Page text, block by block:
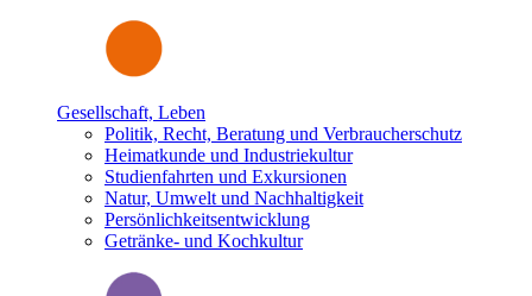
Gesellschaft, Leben
Politik, Recht, Beratung und Verbraucherschutz
Heimatkunde und Industriekultur
Studienfahrten und Exkursionen
Natur, Umwelt und Nachhaltigkeit
Persönlichkeitsentwicklung
Getränke- und Kochkultur